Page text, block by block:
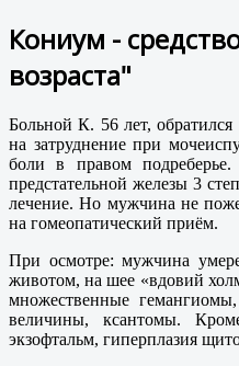
Кониум -
возраста"
Больной К. 56 лет,
на затруднение при
боли в правом
предстательной железы 3
лечение. Но мужчина не
на гомеопатический приём.
При осмотре: мужчина
животом, на шее «вдовий
множественные
величины, ксантомы.
экзофтальм, гиперплазия